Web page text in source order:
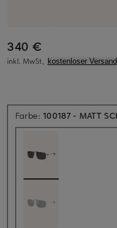
340 €
inkl. MwSt., kostenloser Versand
Farbe:100187 - MATT